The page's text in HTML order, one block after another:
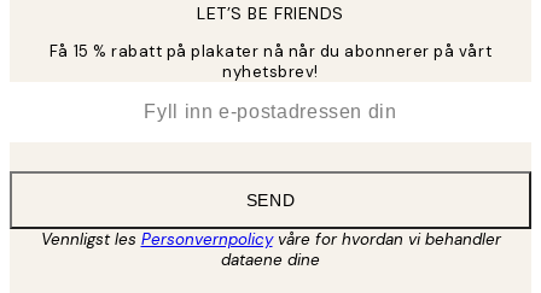
LET’S BE FRIENDS
Få 15 % rabatt på plakater nå når du abonnerer på vårt
nyhetsbrev!
SEND
Vennligst les Personvernpolicyvåre for hvordan vi behandler
dataene dine